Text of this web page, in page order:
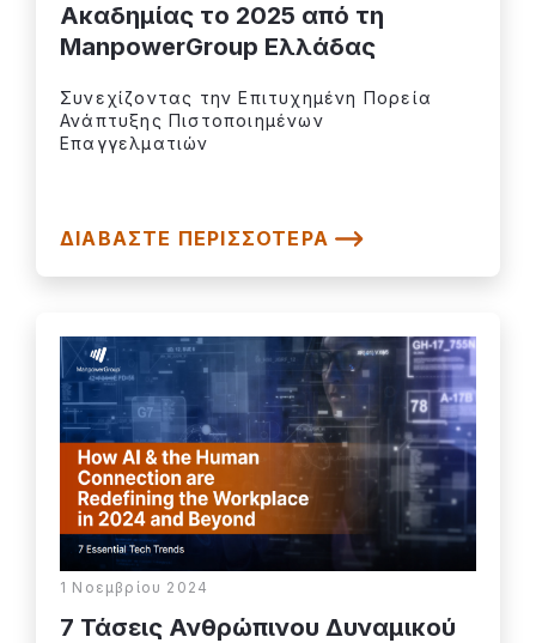
Ακαδημίας το 2025 από τη
ManpowerGroup Ελλάδας
Συνεχίζοντας την Επιτυχημένη Πορεία
Ανάπτυξης Πιστοποιημένων
Επαγγελματιών
ΔΙΑΒΆΣΤΕ ΠΕΡΙΣΣΌΤΕΡΑ
1 Νοεμβρίου 2024
7 Τάσεις Ανθρώπινου Δυναμικού